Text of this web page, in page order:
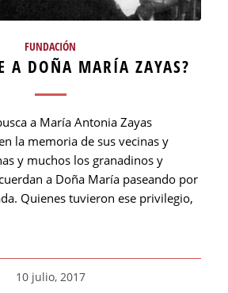
FUNDACIÓN
A DOÑA MARÍA ZAYAS?
a María Antonia Zayas
la memoria de sus vecinas y
y muchos los granadinos y
a Doña María paseando por
Quienes tuvieron ese privilegio,
10 julio, 2017